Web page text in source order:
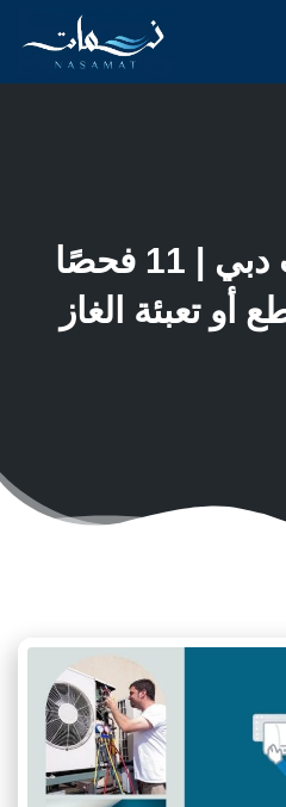
صيانة مكيفات دبي | 11 فحصًا
أو تعبئة الغاز